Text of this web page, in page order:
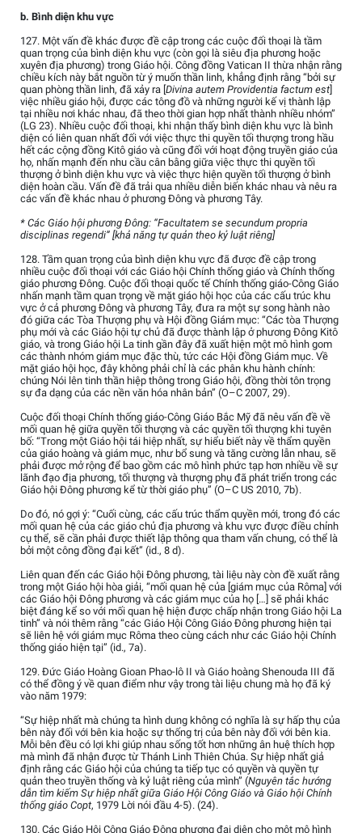
b. Bình diện khu vực
127. Một vấn đề khác được đề cập trong các cuộc đối thoại là tầm
quan trọng của bình diện khu vực (còn gọi là siêu địa phương hoặc
xuyên địa phương) trong Giáo hội. Công đồng Vatican II thừa nhận rằng
chiều kích này bắt nguồn từ ý muốn thần linh, khẳng định rằng “bởi sự
quan phòng thần linh, đã xảy ra [Divina autem Providentia factum est]
việc nhiều giáo hội, được các tông đồ và những người kế vị thành lập
tại nhiều nơi khác nhau, đã theo thời gian hợp nhất thành nhiều nhóm”
(LG 23). Nhiều cuộc đối thoại, khi nhận thấy bình diện khu vực là bình
diện có liên quan nhất đối với việc thực thi quyền tối thượng trong hầu
hết các cộng đồng Kitô giáo và cũng đối với hoạt động truyền giáo của
họ, nhấn mạnh đến nhu cầu cân bằng giữa việc thực thi quyền tối
thượng ở bình diện khu vực và việc thực hiện quyền tối thượng ở bình
diện hoàn cầu. Vấn đề đã trải qua nhiều diễn biến khác nhau và nêu ra
các vấn đề khác nhau ở phương Đông và phương Tây.
* Các Giáo hội phương Đông: “Facultatem se secundum propria
disciplinas regendi” [khả năng tự quản theo kỷ luật riêng]
128. Tầm quan trọng của bình diện khu vực đã được đề cập trong
nhiều cuộc đối thoại với các Giáo hội Chính thống giáo và Chính thống
giáo phương Đông. Cuộc đối thoại quốc tế Chính thống giáo-Công Giáo
nhấn mạnh tầm quan trọng về mặt giáo hội học của các cấu trúc khu
vực ở cả phương Đông và phương Tây, đưa ra một sự song hành nào
đó giữa các Tòa Thượng phụ và Hội đồng Giám mục: “Các tòa Thượng
phụ mới và các Giáo hội tự chủ đã được thành lập ở phương Đông Kitô
giáo, và trong Giáo hội La tinh gần đây đã xuất hiện một mô hình gom
các thành nhóm giám mục đặc thù, tức các Hội đồng Giám mục. Về
mặt giáo hội học, đây không phải chỉ là các phân khu hành chính:
chúng Nói lên tinh thần hiệp thông trong Giáo hội, đồng thời tôn trọng
sự đa dạng của các nền văn hóa nhân bản” (O–C 2007, 29).
Cuộc đối thoại Chính thống giáo-Công Giáo Bắc Mỹ đã nêu vấn đề về
mối quan hệ giữa quyền tối thượng và các quyền tối thượng khi tuyên
bố: “Trong một Giáo hội tái hiệp nhất, sự hiểu biết này về thẩm quyền
của giáo hoàng và giám mục, như bổ sung và tăng cường lẫn nhau, sẽ
phải được mở rộng để bao gồm các mô hình phức tạp hơn nhiều về sự
lãnh đạo địa phương, tối thượng và thượng phụ đã phát triển trong các
Giáo hội Đông phương kể từ thời giáo phụ” (O–C US 2010, 7b).
Do đó, nó gợi ý: “Cuối cùng, các cấu trúc thẩm quyền mới, trong đó các
mối quan hệ của các giáo chủ địa phương và khu vực được điều chỉnh
cụ thể, sẽ cần phải được thiết lập thông qua tham vấn chung, có thể là
bởi một công đồng đại kết” (id., 8 d).
Liên quan đến các Giáo hội Đông phương, tài liệu này còn đề xuất rằng
trong một Giáo hội hòa giải, “mối quan hệ của [giám mục của Rôma] với
các Giáo hội Đông phương và các giám mục của họ […] sẽ phải khác
biệt đáng kể so với mối quan hệ hiện được chấp nhận trong Giáo hội La
tinh” và nói thêm rằng “các Giáo Hội Công Giáo Đông phương hiện tại
sẽ liên hệ với giám mục Rôma theo cùng cách như các Giáo hội Chính
thống giáo hiện tại” (id., 7a).
129. Đức Giáo Hoàng Gioan Phao-lô II và Giáo hoàng Shenouda III đã
có thể đồng ý về quan điểm như vậy trong tài liệu chung mà họ đã ký
vào năm 1979:
“Sự hiệp nhất mà chúng ta hình dung không có nghĩa là sự hấp thụ của
bên này đối với bên kia hoặc sự thống trị của bên này đối với bên kia.
Mỗi bên đều có lợi khi giúp nhau sống tốt hơn những ân huệ thích hợp
mà mình đã nhận được từ Thánh Linh Thiên Chúa. Sự hiệp nhất giả
định rằng các Giáo hội của chúng ta tiếp tục có quyền và quyền tự
quản theo truyền thống và kỷ luật riêng của mình” (Nguyên tắc hướng
dẫn tìm kiếm Sự hiệp nhất giữa Giáo Hội Công Giáo và Giáo hội Chính
thống giáo Copt, 1979 Lời nói đầu 4-5). (24).
130. Các Giáo Hội Công Giáo Đông phương đại diện cho một mô hình